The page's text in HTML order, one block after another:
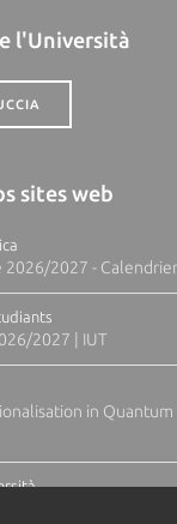
l'Università
sites web
2026/2027 -
2027 | IUT
in